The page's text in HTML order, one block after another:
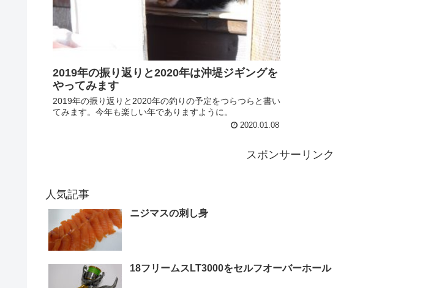
2019年の振り返りと2020年は沖堤ジギングを
やってみます
2019年の振り返りと2020年の釣りの予定をつらつらと書い
てみます。今年も楽しい年でありますように。
2020.01.08
スポンサーリンク
人気記事
ニジマスの刺し身
18フリームスLT3000をセルフオーバーホール